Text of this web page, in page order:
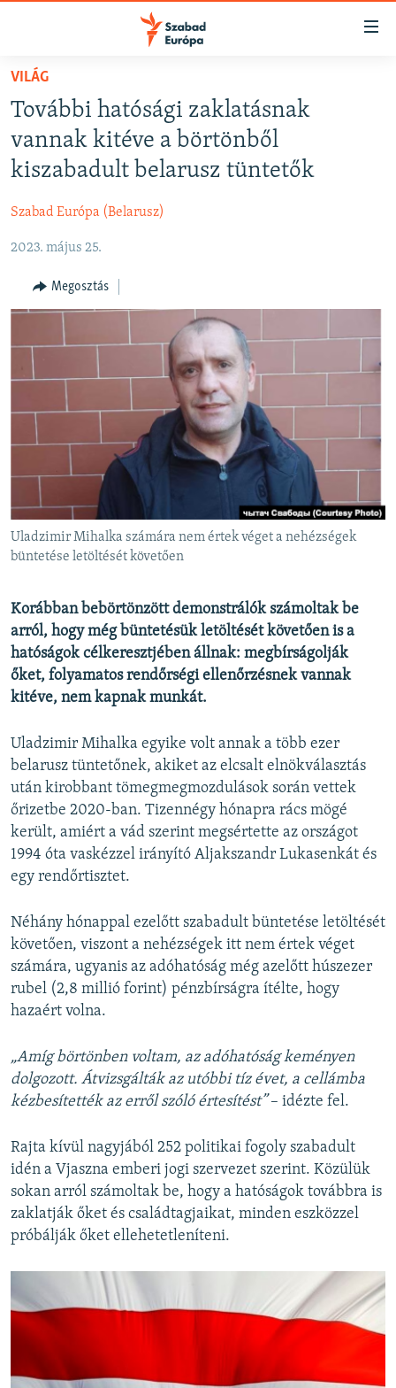
Akadálymentes
Ugrás
oldalra
Ugrás
tartalomjegyzékre
NAPIRENDEN
AKTUÁLIS
PODCASTOK
ELEMZŐ
NER15
SZABADON
TÁRSADALOM
DEMOKRÁCIA
A PÉNZ NYOMÁBAN
EURÓPAI UNIÓ
VILÁG
KLÍMAVÁLTOZÁS
A MÚLT TANULSÁGAI
KÖVESSEN MINKET!
Valamennyi RFE/RL weboldal
VILÁG
További hatósági zaklatásnak
vannak kitéve a börtönből
kiszabadult belarusz tüntetők
Szabad Európa (Belarusz)
2023. május 25.
Megosztás
Uladzimir Mihalka számára nem értek véget a nehézségek
büntetése letöltését követően
Korábban bebörtönzött demonstrálók számoltak be
arról, hogy még büntetésük letöltését követően is a
hatóságok célkeresztjében állnak: megbírságolják
őket, folyamatos rendőrségi ellenőrzésnek vannak
kitéve, nem kapnak munkát.
Uladzimir Mihalka egyike volt annak a több ezer
belarusz tüntetőnek, akiket az elcsalt elnökválasztás
után kirobbant tömegmegmozdulások során vettek
őrizetbe 2020-ban. Tizennégy hónapra rács mögé
került, amiért a vád szerint megsértette az országot
1994 óta vaskézzel irányító Aljakszandr Lukasenkát és
egy rendőrtisztet.
Néhány hónappal ezelőtt szabadult büntetése letöltését
követően, viszont a nehézségek itt nem értek véget
számára, ugyanis az adóhatóság még azelőtt húszezer
rubel (2,8 millió forint) pénzbírságra ítélte, hogy
hazaért volna.
„Amíg börtönben voltam, az adóhatóság keményen
dolgozott. Átvizsgálták az utóbbi tíz évet, a cellámba
kézbesítették az erről szóló értesítést”– idézte fel.
Rajta kívül nagyjából 252 politikai fogoly szabadult
idén a Vjaszna emberi jogi szervezet szerint. Közülük
sokan arról számoltak be, hogy a hatóságok továbbra is
zaklatják őket és családtagjaikat, minden eszközzel
próbálják őket ellehetetleníteni.
FELIRATKOZÁS
Spotify